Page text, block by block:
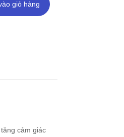
giỏ hàng
cảm giác